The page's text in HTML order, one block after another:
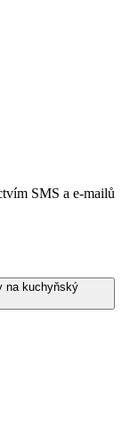
SMS a e-mailů
na kuchyňský